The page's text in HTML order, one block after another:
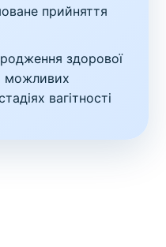
прийняття
здорової
можливих
вагітності